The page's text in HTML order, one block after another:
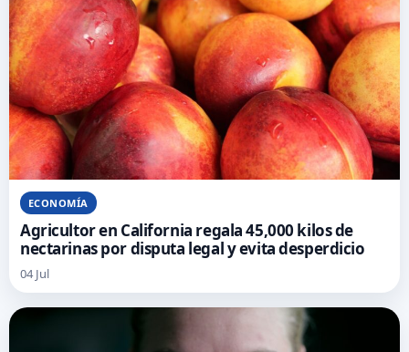
ECONOMÍA
Agricultor en California regala 45,000 kilos de
nectarinas por disputa legal y evita desperdicio
04 Jul